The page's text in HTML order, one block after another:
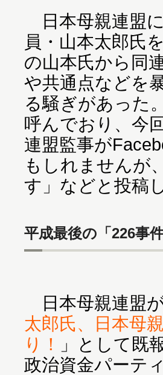
日本母親連盟
員・山本太郎氏
の山本氏から同
や共通点などを
る騒ぎがあった
呼んでおり、今
連盟監事が
もしれませんが
す」などと投稿
平成最後の「226事件
日本母親連盟
太郎氏、日本母
り！
」として既
政治資金パーテ